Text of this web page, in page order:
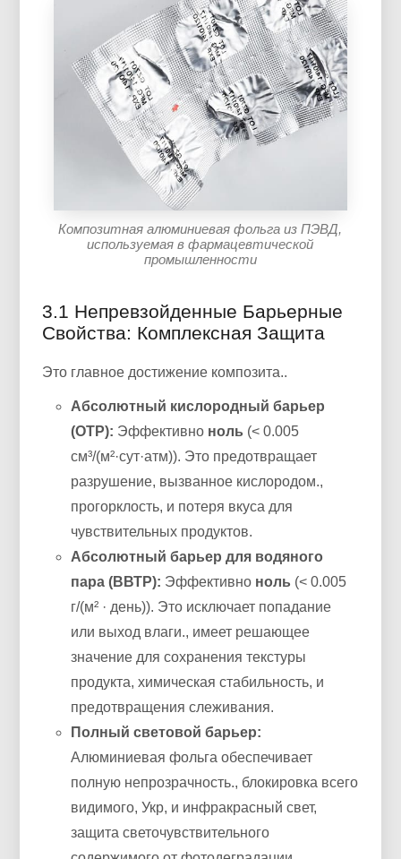
Композитная алюминиевая фольга из ПЭВД,
используемая в фармацевтической
промышленности
3.1 Непревзойденные Барьерные
Свойства: Комплексная Защита
Это главное достижение композита..
Абсолютный кислородный барьер
(ОТР): Эффективно ноль (< 0.005
см³/(м²·сут·атм)). Это предотвращает
разрушение, вызванное кислородом.,
прогорклость, и потеря вкуса для
чувствительных продуктов.
Абсолютный барьер для водяного
пара (ВВТР): Эффективно ноль (< 0.005
г/(м² · день)). Это исключает попадание
или выход влаги., имеет решающее
значение для сохранения текстуры
продукта, химическая стабильность, и
предотвращения слеживания.
Полный световой барьер:
Алюминиевая фольга обеспечивает
полную непрозрачность., блокировка всего
видимого, Укр, и инфракрасный свет,
защита светочувствительного